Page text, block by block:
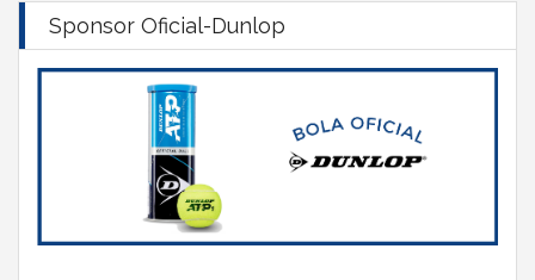
Sponsor Oficial-Dunlop